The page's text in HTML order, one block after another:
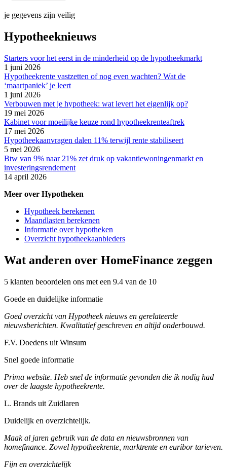
je gegevens zijn veilig
Hypotheeknieuws
Starters voor het eerst in de minderheid op de hypotheekmarkt
1 juni 2026
Hypotheekrente vastzetten of nog even wachten? Wat de
‘maartpaniek’ je leert
1 juni 2026
Verbouwen met je hypotheek: wat levert het eigenlijk op?
19 mei 2026
Kabinet voor moeilijke keuze rond hypotheekrenteaftrek
17 mei 2026
Hypotheekaanvragen dalen 11% terwijl rente stabiliseert
5 mei 2026
Btw van 9% naar 21% zet druk op vakantiewoningenmarkt en
investeringsrendement
14 april 2026
Meer over Hypotheken
Hypotheek berekenen
Maandlasten berekenen
Informatie over hypotheken
Overzicht hypotheekaanbieders
Wat anderen over HomeFinance zeggen
5 klanten beoordelen ons met een 9.4 van de 10
Goede en duidelijke informatie
Goed overzicht van Hypotheek nieuws en gerelateerde
nieuwsberichten. Kwalitatief geschreven en altijd onderbouwd.
F.V. Doedens uit Winsum
Snel goede informatie
Prima website. Heb snel de informatie gevonden die ik nodig had
over de laagste hypotheekrente.
L. Brands uit Zuidlaren
Duidelijk en overzichtelijk.
Maak al jaren gebruik van de data en nieuwsbronnen van
homefinance. Zowel hypotheekrente, marktrente en euribor tarieven.
Fijn en overzichtelijk